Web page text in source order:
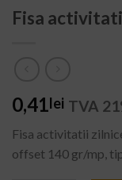
Fisa
0,41 lei TVA
Fisa activitatii
offset 140 gr/mp,